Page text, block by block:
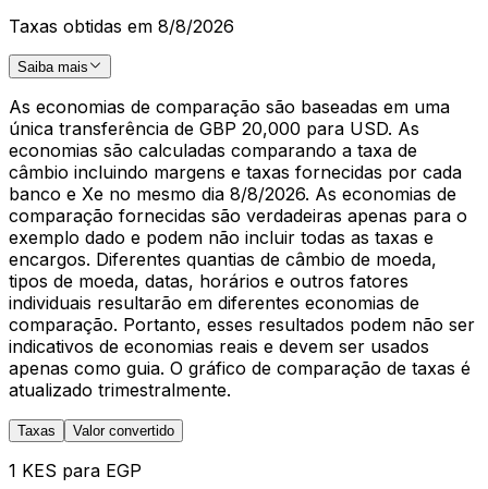
Taxas obtidas em 8/8/2026
Saiba mais
As economias de comparação são baseadas em uma
única transferência de GBP 20,000 para USD. As
economias são calculadas comparando a taxa de
câmbio incluindo margens e taxas fornecidas por cada
banco e Xe no mesmo dia 8/8/2026. As economias de
comparação fornecidas são verdadeiras apenas para o
exemplo dado e podem não incluir todas as taxas e
encargos. Diferentes quantias de câmbio de moeda,
tipos de moeda, datas, horários e outros fatores
individuais resultarão em diferentes economias de
comparação. Portanto, esses resultados podem não ser
indicativos de economias reais e devem ser usados
apenas como guia. O gráfico de comparação de taxas é
atualizado trimestralmente.
Taxas Valor convertido
1 KES para EGP